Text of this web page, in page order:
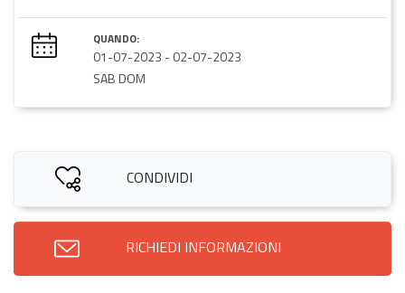
QUANDO:
01-07-2023 -02-07-2023
SAB DOM
CONDIVIDI
RICHIEDI INFORMAZIONI